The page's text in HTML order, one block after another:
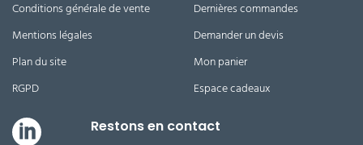
Conditions générale de vente
Mentions légales
Plan du site
RGPD
Dernières commandes
Demander un devis
Mon panier
Espace cadeaux
Restons en contact